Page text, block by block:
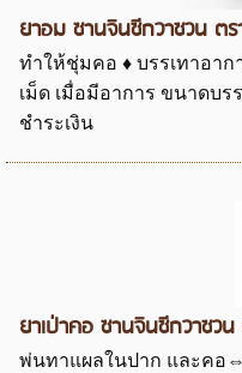
ยาอม ซานจินซีกวาซวน ตร
ทำให้ชุ่มคอ ♦ บรรเทาอา
เม็ด เมื่อมีอาการ ขนาดบร
ชำระเงิน
ยาเป่าคอ ซานจินซีกวาซว
พ่นทาแผลในปาก และคอ